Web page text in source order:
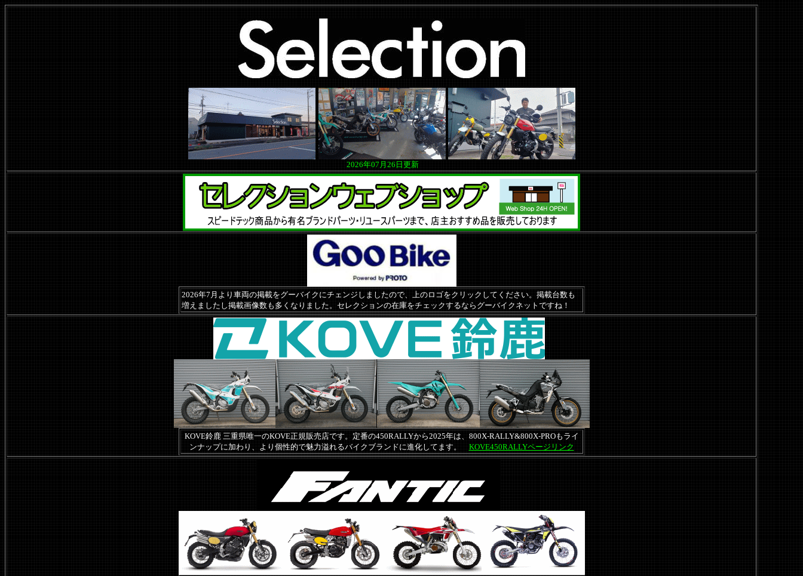
2026年07月26日更新
2026年7月より車両の掲載をグーバイクにチェンジしましたので、上のロゴをクリックしてください。掲載台数も
増えましたし掲載画像数も多くなりました。セレクションの在庫をチェックするならグーバイクネットですね！
KOVE鈴鹿 三重県唯一のKOVE正規販売店です。定番の450RALLYから2025年は、800X-RALLY&800X-PROもライ
ンナップに加わり、より個性的で魅力溢れるバイクブランドに進化してます。 KOVE450RALLYページリンク